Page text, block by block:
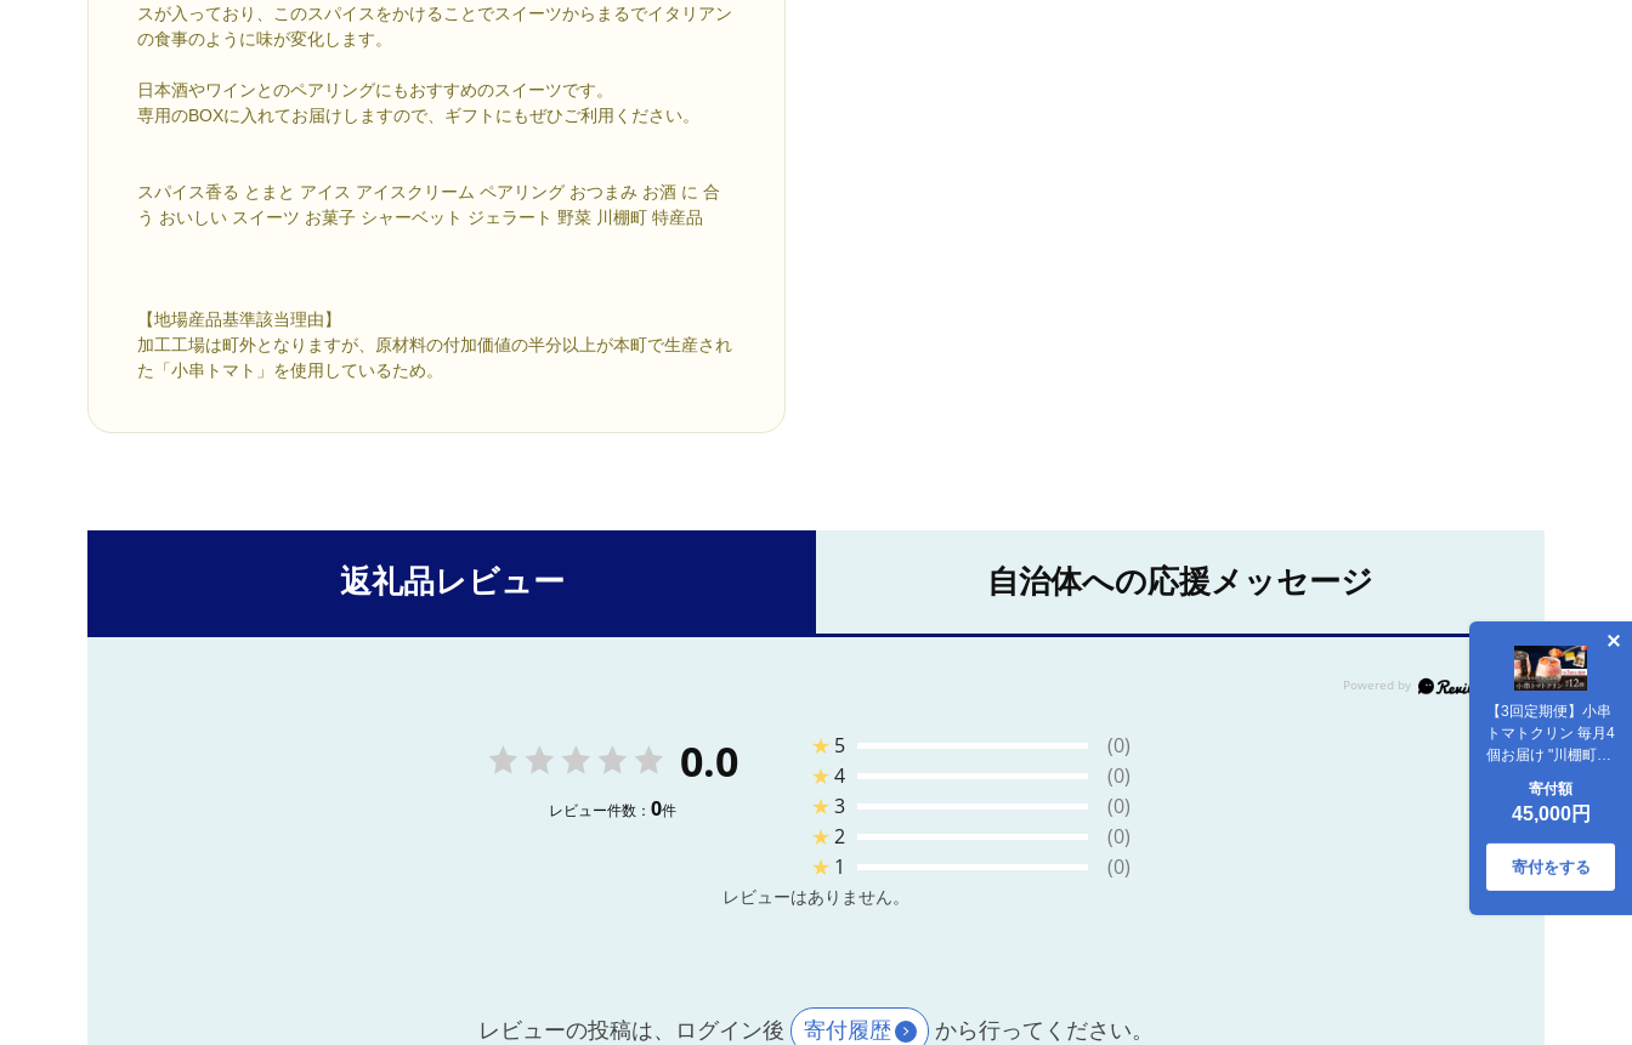
スが入っており、このスパイスをかけることでスイーツからまるでイタリアン
の食事のように味が変化します。
日本酒やワインとのペアリングにもおすすめのスイーツです。
専用のBOXに入れてお届けしますので、ギフトにもぜひご利用ください。
スパイス香る とまと アイス アイスクリーム ペアリング おつまみ お酒 に 合
う おいしい スイーツ お菓子 シャーベット ジェラート 野菜 川棚町 特産品
【地場産品基準該当理由】
加工工場は町外となりますが、原材料の付加価値の半分以上が本町で生産され
た「小串トマト」を使用しているため。
【3回定期便】小串
トマトクリン 毎月4
個お届け "川棚町名
トと はちみつ レモ
ン の ソルベ"/ アイ
ス スイーツ トマト
レモン【BUCO
cafe】 [OBJ005]
寄付額
45,000円
寄付をする
返礼品レビュー 自治体への応援メッセージ
0.0
レビュー件数： 0件
★ 5
(0)
★4
(0)
★3
(0)
★2
(0)
★ 1 (0)
レビューはありません。
レビューの投稿は、ログイン後 寄付履歴 から行ってください。